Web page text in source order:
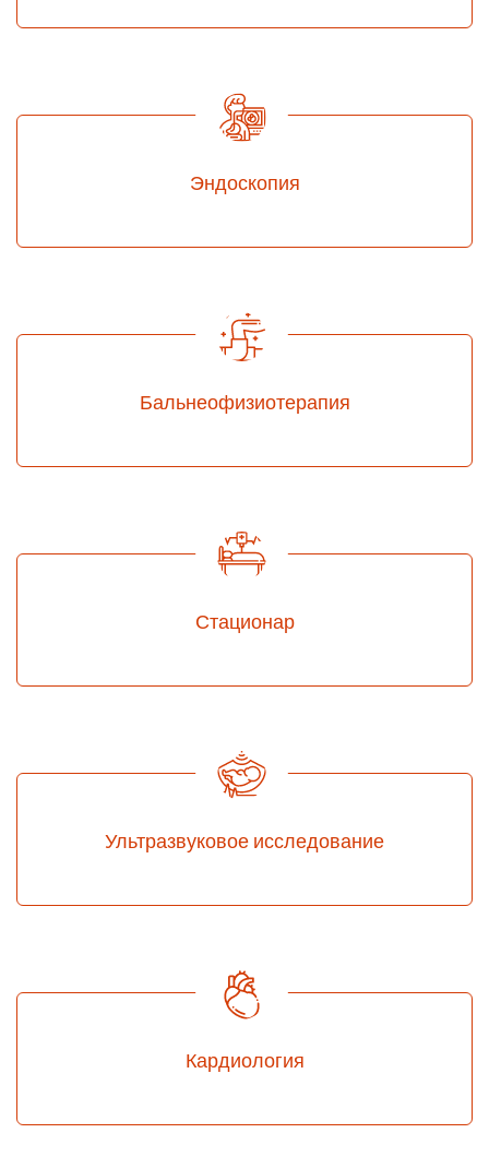
Эндоскопия
Бальнеофизиотерапия
Стационар
Ультразвуковое исследование
Кардиология